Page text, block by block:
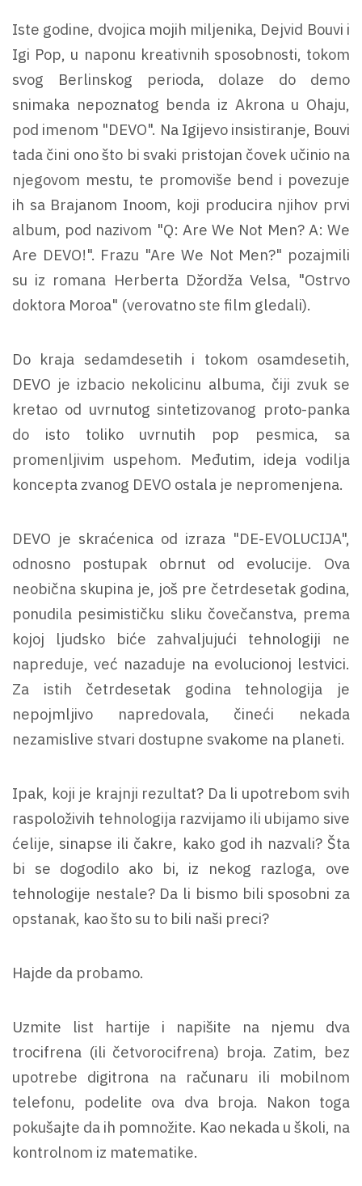
Iste godine, dvojica mojih miljenika, Dejvid Bouvi i
Igi Pop, u naponu kreativnih sposobnosti, tokom
svog Berlinskog perioda, dolaze do demo
snimaka nepoznatog benda iz Akrona u Ohaju,
pod imenom "DEVO". Na Igijevo insistiranje, Bouvi
tada čini ono što bi svaki pristojan čovek učinio na
njegovom mestu, te promoviše bend i povezuje
ih sa Brajanom Inoom, koji producira njihov prvi
album, pod nazivom "Q: Are We Not Men? A: We
Are DEVO!". Frazu "Are We Not Men?" pozajmili
su iz romana Herberta Džordža Velsa, "Ostrvo
doktora Moroa" (verovatno ste film gledali).
Do kraja sedamdesetih i tokom osamdesetih,
DEVO je izbacio nekolicinu albuma, čiji zvuk se
kretao od uvrnutog sintetizovanog proto-panka
do isto toliko uvrnutih pop pesmica, sa
promenljivim uspehom. Međutim, ideja vodilja
koncepta zvanog DEVO ostala je nepromenjena.
DEVO je skraćenica od izraza "DE-EVOLUCIJA",
odnosno postupak obrnut od evolucije. Ova
neobična skupina je, još pre četrdesetak godina,
ponudila pesimističku sliku čovečanstva, prema
kojoj ljudsko biće zahvaljujući tehnologiji ne
napreduje, već nazaduje na evolucionoj lestvici.
Za istih četrdesetak godina tehnologija je
nepojmljivo napredovala, čineći nekada
nezamislive stvari dostupne svakome na planeti.
Ipak, koji je krajnji rezultat? Da li upotrebom svih
raspoloživih tehnologija razvijamo ili ubijamo sive
ćelije, sinapse ili čakre, kako god ih nazvali? Šta
bi se dogodilo ako bi, iz nekog razloga, ove
tehnologije nestale? Da li bismo bili sposobni za
opstanak, kao što su to bili naši preci?
Hajde da probamo.
Uzmite list hartije i napišite na njemu dva
trocifrena (ili četvorocifrena) broja. Zatim, bez
upotrebe digitrona na računaru ili mobilnom
telefonu, podelite ova dva broja. Nakon toga
pokušajte da ih pomnožite. Kao nekada u školi, na
kontrolnom iz matematike.